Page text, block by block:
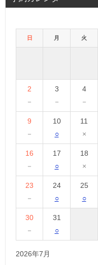
日 月 火
2
－
3
－
4
－
9
－
10
○
11
×
16
－
17
○
18
×
23
－
24
○
25
○
30
－
31
○
2026年7月